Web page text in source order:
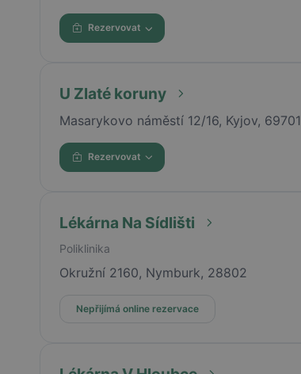
Rezervovat
U Zlaté koruny
Masarykovo náměstí 12/16, Kyjov, 69701
Rezervovat
Lékárna Na Sídlišti
Poliklinika
Okružní 2160, Nymburk, 28802
Nepřijímá online rezervace